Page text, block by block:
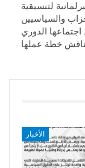
لتنسيقية
والسياسيين
اجتماعها الدوري
خطة عملها
الأخبار